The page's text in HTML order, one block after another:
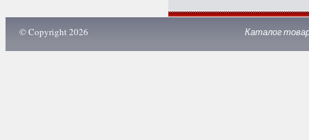
© Copyright 2026 Каталог